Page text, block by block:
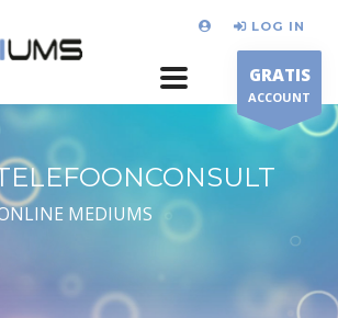
LOG IN
GRATIS
ACCOUNT
MEDIUMS